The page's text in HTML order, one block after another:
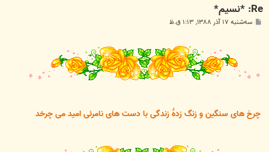
Re: *نسیم*
پ سه‌شنبه ۱۷ آذر ۱۳۸۸, ۱:۱۳ ق.ظ
چرخ های سنگین و زنگ زدۀ زندگی با دست های نامرئی امید می چرخد